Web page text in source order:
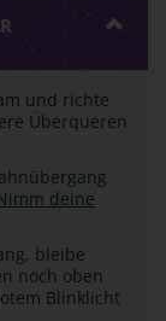
und richte
Überqueren
deine
bleibe
noch oben
Blinklicht